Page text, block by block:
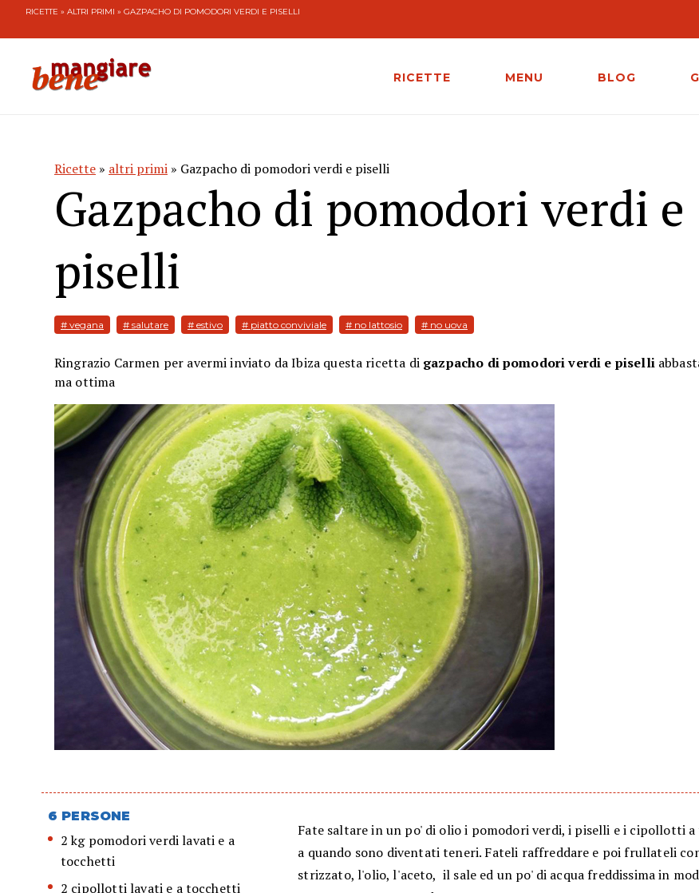
RICETTE » ALTRI PRIMI » GAZPACHO DI POMODORI VERDI E PISELLI
RICETTE MENU BLOG
Ricette » altri primi » Gazpacho di pomodori verdi e piselli
Gazpacho di pomodori verdi e
piselli
# vegana # salutare # estivo # piatto conviviale # no lattosio # no uova
Ringrazio Carmen per avermi inviato da Ibiza questa ricetta di gazpacho di pomodori verdi e piselli
ma ottima
6 PERSONE
2 kg pomodori verdi lavati e a
tocchetti
2 cipollotti lavati e a tocchetti
Fate saltare in un po' di olio i pomodori verdi, i piselli e i cipollotti
a quando sono diventati teneri. Fateli raffreddare e poi frullateli
strizzato, l'olio, l'aceto, il sale ed un po' di acqua freddissima in